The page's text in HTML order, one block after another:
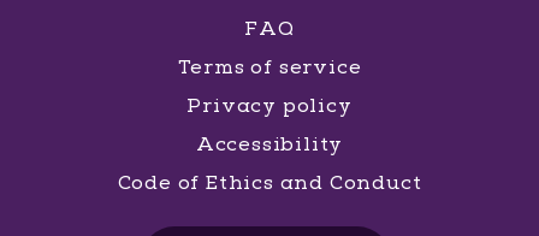
FAQ
Terms of service
Privacy policy
Accessibility
Code of Ethics and Conduct